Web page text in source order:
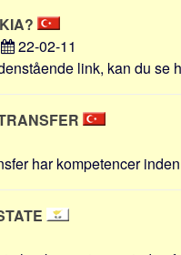
22-02-11
link, kan du se
har kompetencer